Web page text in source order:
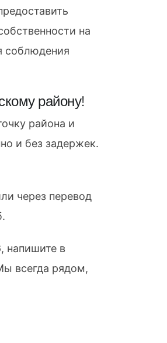
на
соблюдения
району!
района и
и без задержек.
через перевод
, напишите в
всегда рядом,